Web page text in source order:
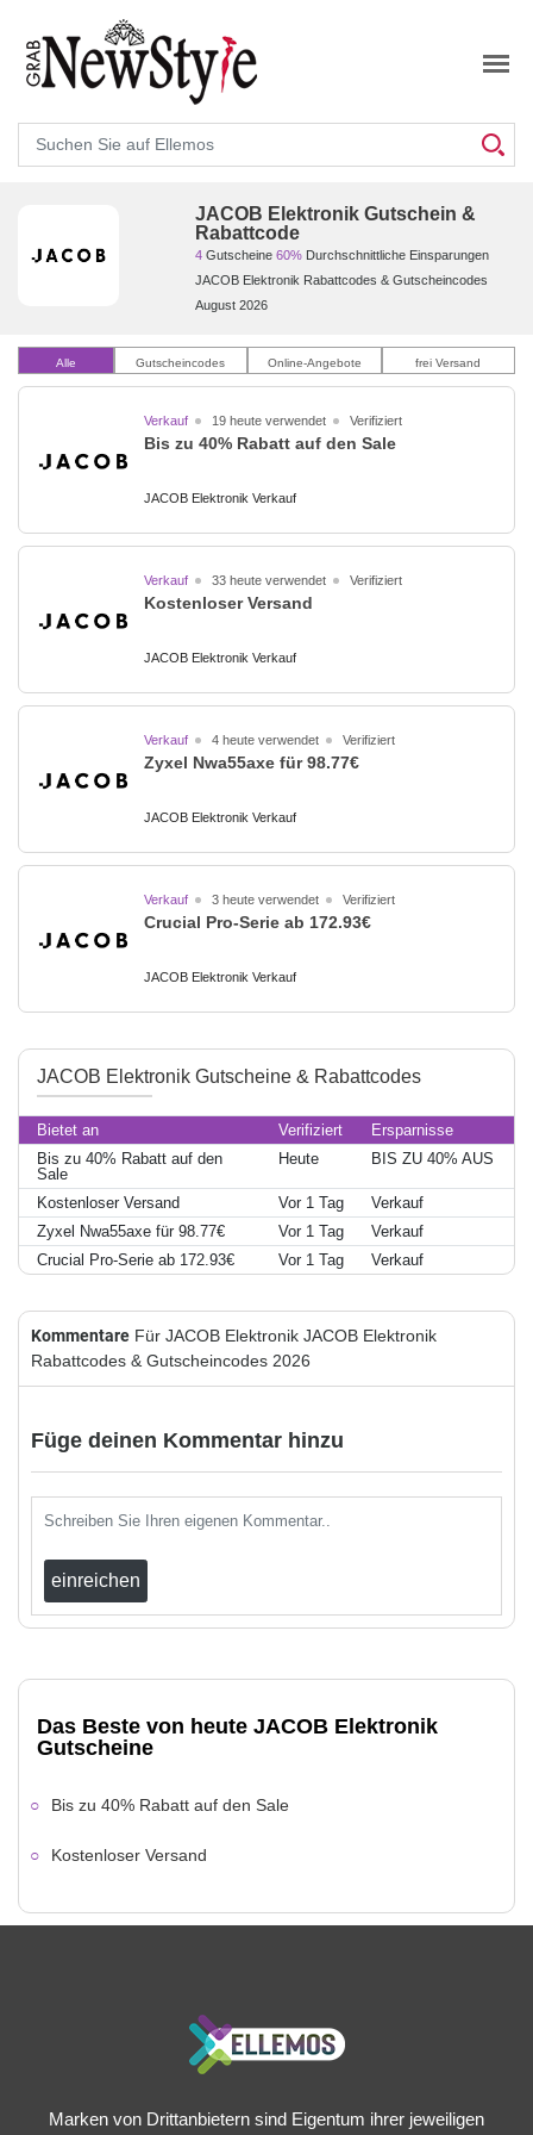
Suche
JACOB Elektronik Gutschein &
Rabattcode
4Gutscheine60% Durchschnittliche Einsparungen
JACOB Elektronik Rabattcodes & Gutscheincodes
August 2026
Alle Gutscheincodes Online-Angebote frei Versand
Verkauf 19 heute verwendet Verifiziert
Bis zu 40% Rabatt auf den Sale
JACOB Elektronik Verkauf
Verkauf 33 heute verwendet Verifiziert
Kostenloser Versand
JACOB Elektronik Verkauf
Verkauf 4 heute verwendet Verifiziert
Zyxel Nwa55axe für 98.77€
JACOB Elektronik Verkauf
Verkauf 3 heute verwendet Verifiziert
Crucial Pro-Serie ab 172.93€
JACOB Elektronik Verkauf
JACOB Elektronik Gutscheine & Rabattcodes
Bietet an Verifiziert
Ersparnisse
Bis zu 40% Rabatt auf den
Sale
Heute BIS ZU 40% AUS
Kostenloser Versand Vor 1 Tag
Verkauf
Zyxel Nwa55axe für 98.77€
Vor 1 Tag
Verkauf
Crucial Pro-Serie ab 172.93€
Vor 1 Tag Verkauf
Kommentare Für JACOB Elektronik JACOB Elektronik
Rabattcodes & Gutscheincodes 2026
Füge deinen Kommentar hinzu
einreichen
Das Beste von heute JACOB Elektronik
Gutscheine
Bis zu 40% Rabatt auf den Sale
Kostenloser Versand
Marken von Drittanbietern sind Eigentum ihrer jeweiligen